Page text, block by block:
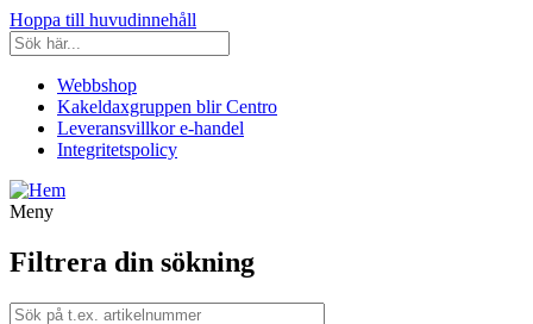
Hoppa till huvudinnehåll
Webbshop
Kakeldaxgruppen blir Centro
Leveransvillkor e-handel
Integritetspolicy
Meny
Filtrera din sökning